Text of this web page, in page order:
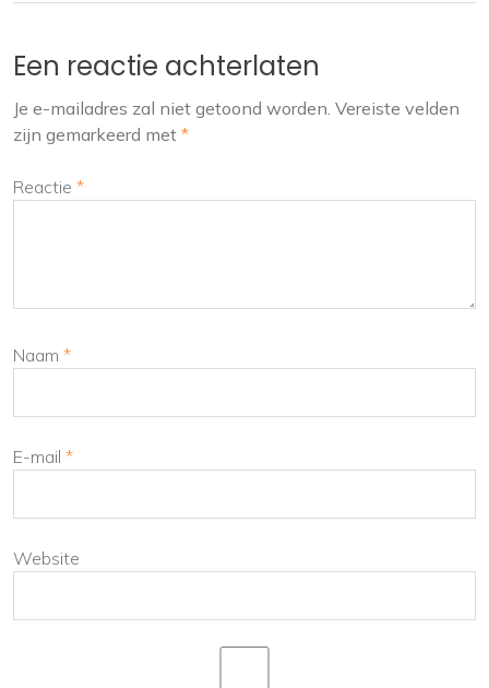
Een reactie achterlaten
Je e-mailadres zal niet getoond worden. Vereiste velden
zijn gemarkeerd met *
Reactie *
Naam *
E-mail *
Website